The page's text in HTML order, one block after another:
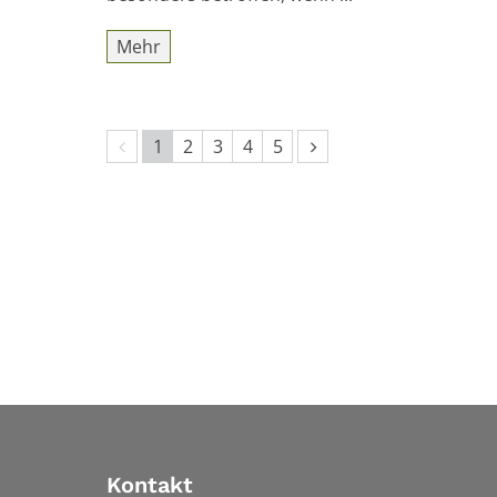
Mehr
Vorherige Seite
1 2 3 4 5 Nächste Seite
Kontakt